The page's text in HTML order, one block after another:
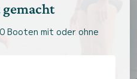
Booten mit oder ohne